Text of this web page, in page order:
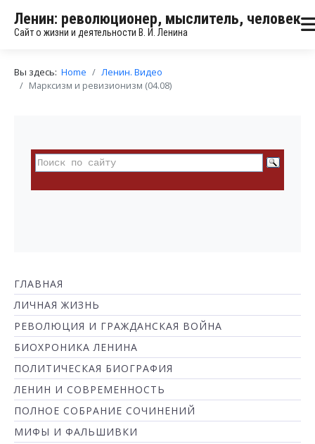
Ленин: революционер, мыслитель, человек
Сайт о жизни и деятельности В. И. Ленина
Вы здесь: Home
Ленин. Видео
Марксизм и ревизионизм (04.08)
ГЛАВНАЯ
ЛИЧНАЯ ЖИЗНЬ
РЕВОЛЮЦИЯ И ГРАЖДАНСКАЯ ВОЙНА
БИОХРОНИКА ЛЕНИНА
ПОЛИТИЧЕСКАЯ БИОГРАФИЯ
ЛЕНИН И СОВРЕМЕННОСТЬ
ПОЛНОЕ СОБРАНИЕ СОЧИНЕНИЙ
МИФЫ И ФАЛЬШИВКИ